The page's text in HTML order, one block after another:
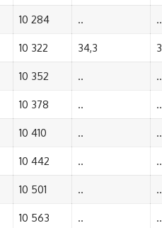
10 284 .. ..
10 322 34,3
10 352 .. ..
10 378 .. ..
10 410 .. ..
10 442 .. ..
10 501 .. ..
10 563 .. ..